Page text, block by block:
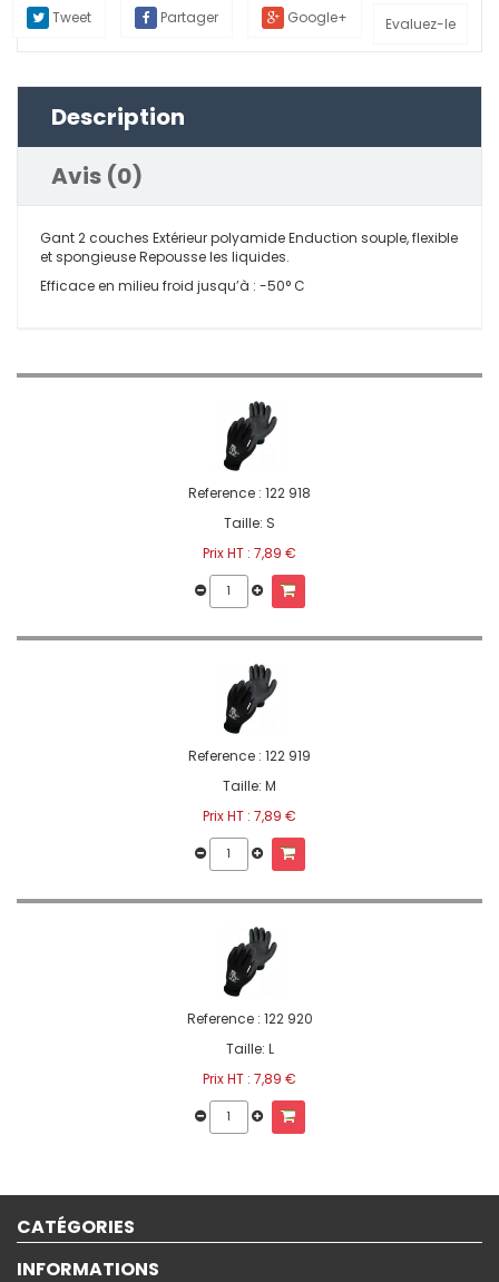
Evaluez-le
Tweet Partager Google+
Description
Avis (0)
Gant 2 couches Extérieur polyamide Enduction souple, flexible
et spongieuse Repousse les liquides.
Efficace en milieu froid jusqu’à : -50° C
Reference : 122 918
Taille: S
Prix HT : 7,89 €
Reference : 122 919
Taille: M
Prix HT : 7,89 €
Reference : 122 920
Taille: L
Prix HT : 7,89 €
CATÉGORIES
INFORMATIONS